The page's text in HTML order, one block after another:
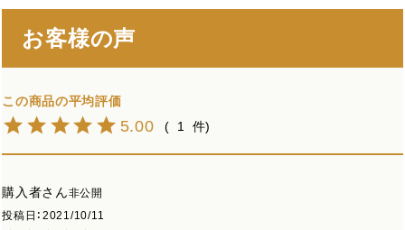
お客様の声
5.00 1
購入者
非公開
投稿日
2021/10/11